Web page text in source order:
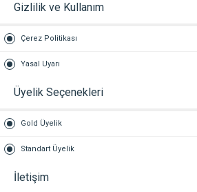
Gizlilik ve Kullanım
Çerez Politikası
Yasal Uyarı
Üyelik Seçenekleri
Gold Üyelik
Standart Üyelik
İletişim